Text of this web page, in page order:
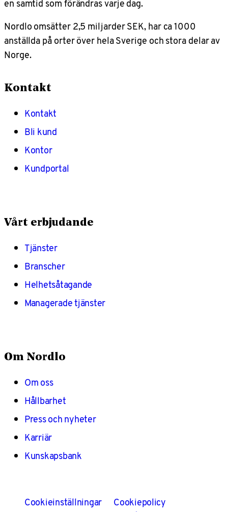
en samtid som förändras varje dag.
Nordlo omsätter 2,5 miljarder SEK, har ca 1000
anställda på orter över hela Sverige och stora delar av
Norge.
Kontakt
Kontakt
Bli kund
Kontor
Kundportal
Vårt erbjudande
Tjänster
Branscher
Helhetsåtagande
Managerade tjänster
Om Nordlo
Om oss
Hållbarhet
Press och nyheter
Karriär
Kunskapsbank
Cookieinställningar
Cookiepolicy